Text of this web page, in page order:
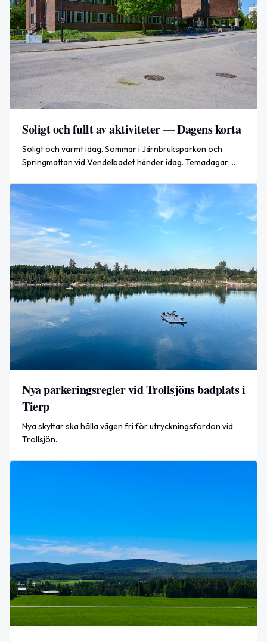
Soligt och fullt av aktiviteter — Dagens korta
Soligt och varmt idag. Sommar i Järnbruksparken och
Springmattan vid Vendelbadet händer idag. Temadagar:
Nya parkeringsregler vid Trollsjöns badplats i
Tierp
Nya skyltar ska hålla vägen fri för utryckningsfordon vid
Trollsjön.